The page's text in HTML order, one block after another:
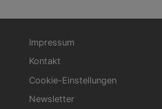
Fußbereichsmenü
Impressum
Kontakt
Cookie-Einstellungen
Newsletter